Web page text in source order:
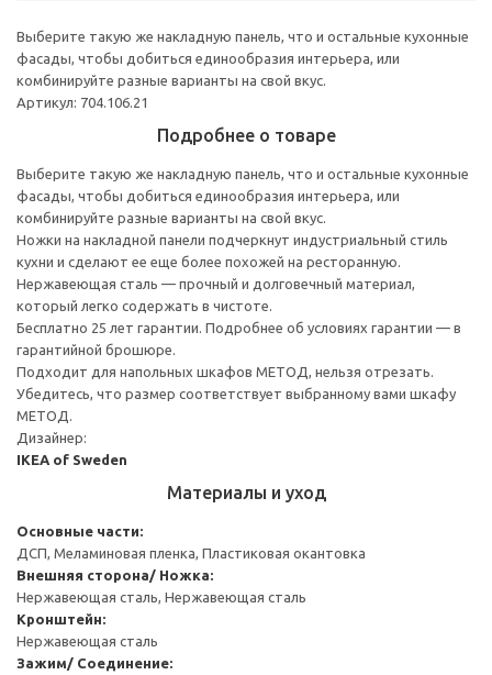
Выберите такую же накладную панель, что и остальные кухонные
фасады, чтобы добиться единообразия интерьера, или
комбинируйте разные варианты на свой вкус.
Артикул: 704.106.21
Подробнее о товаре
Выберите такую же накладную панель, что и остальные кухонные
фасады, чтобы добиться единообразия интерьера, или
комбинируйте разные варианты на свой вкус.
Ножки на накладной панели подчеркнут индустриальный стиль
кухни и сделают ее еще более похожей на ресторанную.
Нержавеющая сталь — прочный и долговечный материал,
который легко содержать в чистоте.
Бесплатно 25 лет гарантии. Подробнее об условиях гарантии — в
гарантийной брошюре.
Подходит для напольных шкафов МЕТОД, нельзя отрезать.
Убедитесь, что размер соответствует выбранному вами шкафу
МЕТОД.
Дизайнер:
IKEA of Sweden
Материалы и уход
Основные части:
ДСП, Меламиновая пленка, Пластиковая окантовка
Внешняя сторона/ Ножка:
Нержавеющая сталь, Нержавеющая сталь
Кронштейн:
Нержавеющая сталь
Зажим/ Соединение: